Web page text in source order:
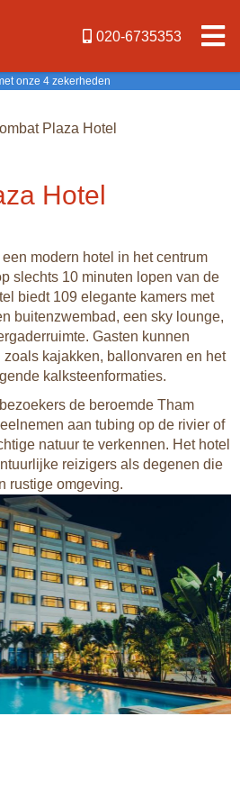
020-6735353
onze 4 zekerheden
Plaza Hotel
Hotel
modern hotel in het centrum
slechts 10 minuten lopen van de
biedt 109 elegante kamers met
buitenzwembad, een sky lounge,
Gasten kunnen
kajakken, ballonvaren en het
kalksteenformaties.
de beroemde Tham
aan tubing op de rivier of
natuur te verkennen. Het hotel
reizigers als degenen die
rustige omgeving.